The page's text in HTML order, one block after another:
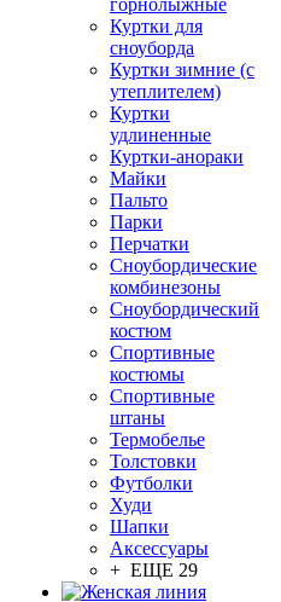
горнолыжные
Куртки для
сноуборда
Куртки зимние (с
утеплителем)
Куртки
удлиненные
Куртки-анораки
Майки
Пальто
Парки
Перчатки
Сноубордические
комбинезоны
Сноубордический
костюм
Спортивные
костюмы
Спортивные
штаны
Термобелье
Толстовки
Футболки
Худи
Шапки
Аксессуары
+ ЕЩЕ 29